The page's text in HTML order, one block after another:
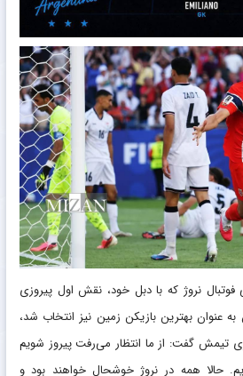
فوتبال نروژ که با دبل خود، نقش اول پیروزی
به عنوان بهترین بازیکن زمین نیز انتخاب شد،
تیمش گفت: از ما انتظار می‌رفت پیروز شویم
حالا همه در نروژ خوشحال خواهند بود و